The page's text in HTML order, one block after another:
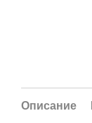
Описание